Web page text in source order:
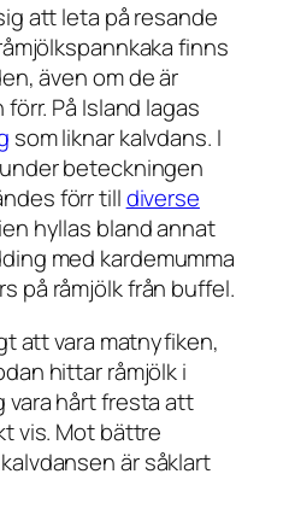
att leta på resande
finns
även om de är
På Island lagas
som liknar kalvdans. I
beteckningen
förr tilldiverse
hyllas bland annat
med kardemumma
på råmjölk från buffel.
att vara matnyfiken,
hittar råmjölk i
vara hårt fresta att
vis. Mot bättre
är såklart